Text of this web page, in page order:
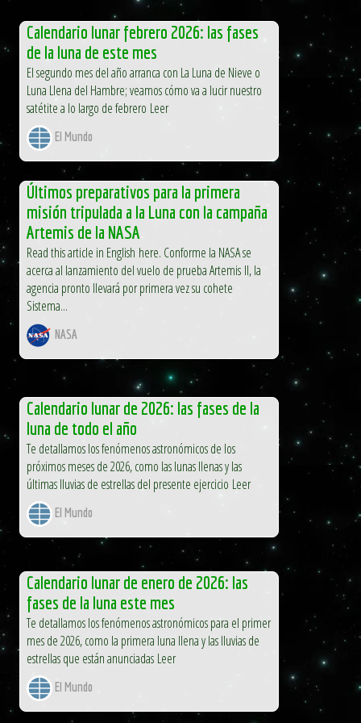
Calendario lunar febrero 2026: las fases
de la luna de este mes
El segundo mes del año arranca con La Luna de Nieve o
Luna Llena del Hambre; veamos cómo va a lucir nuestro
satétite a lo largo de febrero Leer
El Mundo
Últimos preparativos para la primera
misión tripulada a la Luna con la campaña
Artemis de la NASA
Read this article in English here. Conforme la NASA se
acerca al lanzamiento del vuelo de prueba Artemis II, la
agencia pronto llevará por primera vez su cohete
Sistema...
NASA
Calendario lunar de 2026: las fases de la
luna de todo el año
Te detallamos los fenómenos astronómicos de los
próximos meses de 2026, como las lunas llenas y las
últimas lluvias de estrellas del presente ejercicio Leer
El Mundo
Calendario lunar de enero de 2026: las
fases de la luna este mes
Te detallamos los fenómenos astronómicos para el primer
mes de 2026, como la primera luna llena y las lluvias de
estrellas que están anunciadas Leer
El Mundo